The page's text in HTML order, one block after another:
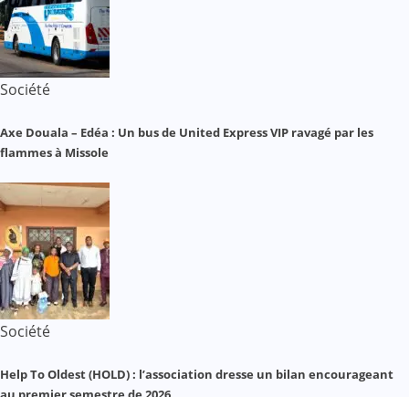
Société
Axe Douala – Edéa : Un bus de United Express VIP ravagé par les
flammes à Missole
Société
Help To Oldest (HOLD) : l’association dresse un bilan encourageant